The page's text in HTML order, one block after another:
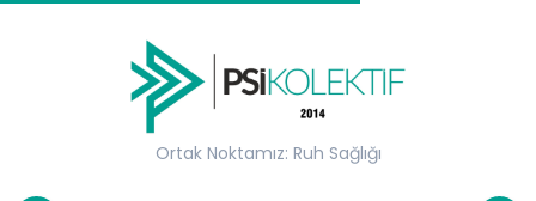
Ortak Noktamız: Ruh Sağlığı